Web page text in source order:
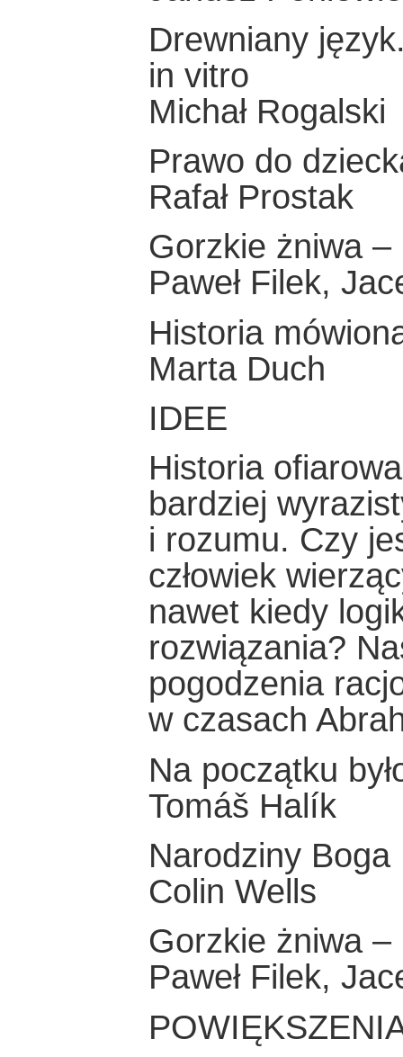
Drewniany
in vitro
Michał Rogalski
Prawo do
Rafał Prostak
Gorzkie żniwa –
Paweł Filek,
Historia
Marta Duch
IDEE
Historia
bardziej
i rozumu. Czy
człowiek
nawet kiedy
rozwiązania?
pogodzenia
w czasach
Na początku
Tomáš Halík
Narodziny Boga
Colin Wells
Gorzkie żniwa –
Paweł Filek,